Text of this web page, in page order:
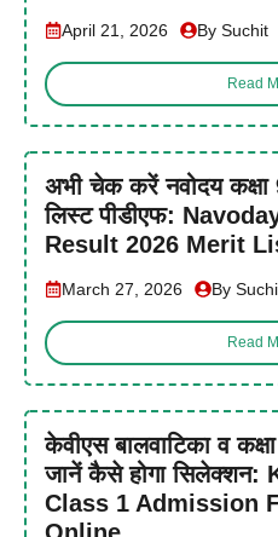
April 21, 2026 By Suchit
Read
अभी चेक करें नवोदय कक्षा
लिस्ट पीडीएफ:
Result 2026 Merit
March 27, 2026 By
Read
केवीएस बालवाटिका व
जानें कैसे होगा
Class 1 Admission